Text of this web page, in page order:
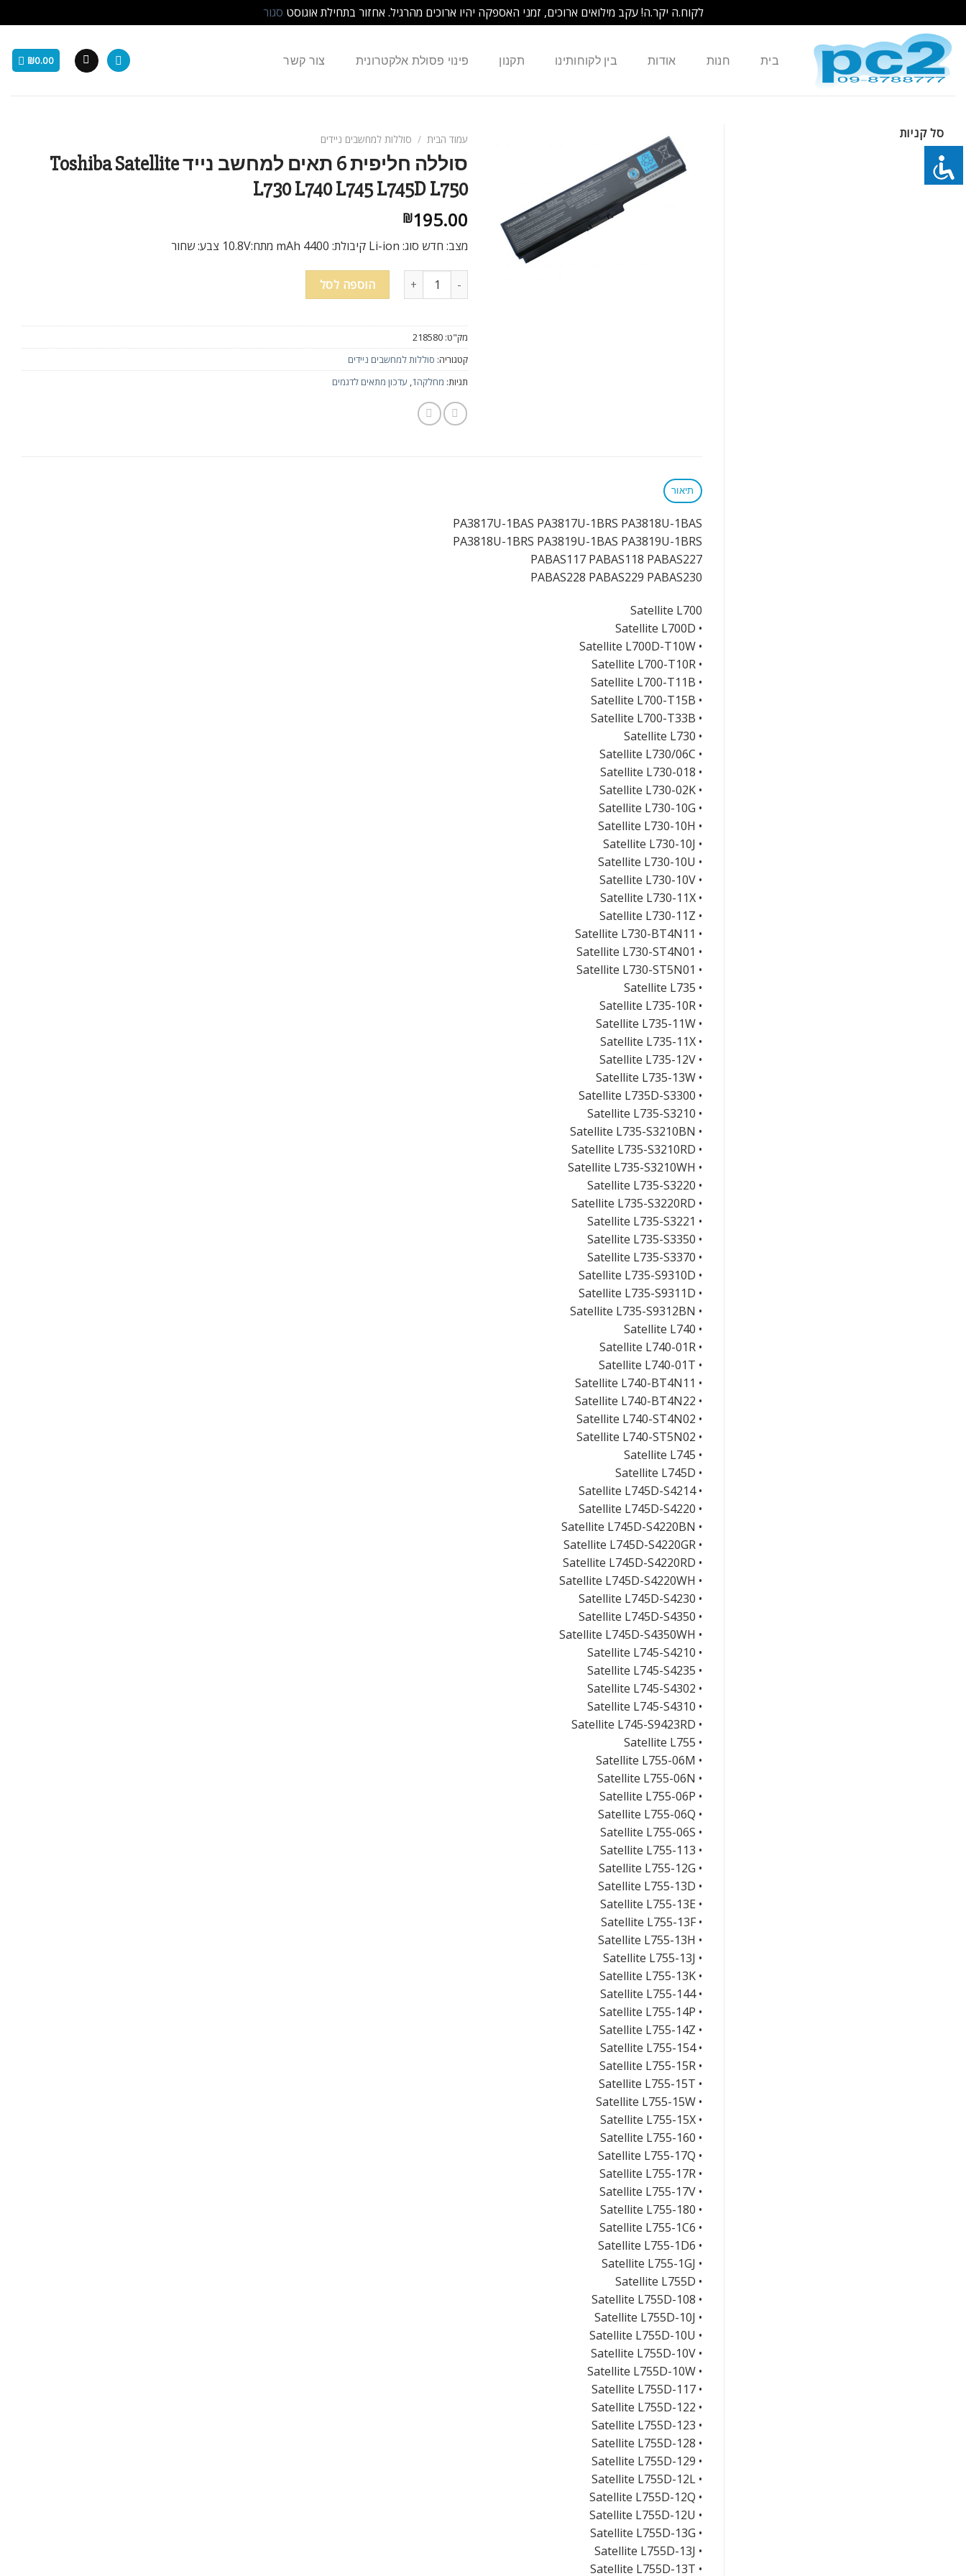
לקוח.ה יקר.ה! עקב מילואים ארוכים, זמני האספקה יהיו ארוכים מהרגיל. אחזור בתחילת אוגוסט סגור
content
בית חנות אודות בין לקוחותינו תקנון פינוי פסולת אלקטרונית צור קשר ₪0.00
סל קניות עמוד הבית / סוללות למחשבים ניידים
סוללה חליפית 6 תאים למחשב נייד Toshiba Satellite
L730 L740 L745 L745D L750
₪195.00
מצב: חדש סוג: Li-ion קיבולת: 4400 mAh מתח:10.8V צבע: שחור
כמות של סוללה חליפית 6 תאים למחשב נייד Toshiba Satellite L730 L740 L745 L745D L750הוספה לסל
מק"ט: 218580
קטגוריה: סוללות למחשבים ניידים
תגיות: מחלקה1 , עדכון מתאים לדגמים
תיאור
PA3817U-1BAS PA3817U-1BRS PA3818U-1BAS
PA3818U-1BRS PA3819U-1BAS PA3819U-1BRS
PABAS117 PABAS118 PABAS227
PABAS228 PABAS229 PABAS230
Satellite L700
• Satellite L700D
• Satellite L700D-T10W
• Satellite L700-T10R
• Satellite L700-T11B
• Satellite L700-T15B
• Satellite L700-T33B
• Satellite L730
• Satellite L730/06C
• Satellite L730-018
• Satellite L730-02K
• Satellite L730-10G
• Satellite L730-10H
• Satellite L730-10J
• Satellite L730-10U
• Satellite L730-10V
• Satellite L730-11X
• Satellite L730-11Z
• Satellite L730-BT4N11
• Satellite L730-ST4N01
• Satellite L730-ST5N01
• Satellite L735
• Satellite L735-10R
• Satellite L735-11W
• Satellite L735-11X
• Satellite L735-12V
• Satellite L735-13W
• Satellite L735D-S3300
• Satellite L735-S3210
• Satellite L735-S3210BN
• Satellite L735-S3210RD
• Satellite L735-S3210WH
• Satellite L735-S3220
• Satellite L735-S3220RD
• Satellite L735-S3221
• Satellite L735-S3350
• Satellite L735-S3370
• Satellite L735-S9310D
• Satellite L735-S9311D
• Satellite L735-S9312BN
• Satellite L740
• Satellite L740-01R
• Satellite L740-01T
• Satellite L740-BT4N11
• Satellite L740-BT4N22
• Satellite L740-ST4N02
• Satellite L740-ST5N02
• Satellite L745
• Satellite L745D
• Satellite L745D-S4214
• Satellite L745D-S4220
• Satellite L745D-S4220BN
• Satellite L745D-S4220GR
• Satellite L745D-S4220RD
• Satellite L745D-S4220WH
• Satellite L745D-S4230
• Satellite L745D-S4350
• Satellite L745D-S4350WH
• Satellite L745-S4210
• Satellite L745-S4235
• Satellite L745-S4302
• Satellite L745-S4310
• Satellite L745-S9423RD
• Satellite L755
• Satellite L755-06M
• Satellite L755-06N
• Satellite L755-06P
• Satellite L755-06Q
• Satellite L755-06S
• Satellite L755-113
• Satellite L755-12G
• Satellite L755-13D
• Satellite L755-13E
• Satellite L755-13F
• Satellite L755-13H
• Satellite L755-13J
• Satellite L755-13K
• Satellite L755-144
• Satellite L755-14P
• Satellite L755-14Z
• Satellite L755-154
• Satellite L755-15R
• Satellite L755-15T
• Satellite L755-15W
• Satellite L755-15X
• Satellite L755-160
• Satellite L755-17Q
• Satellite L755-17R
• Satellite L755-17V
• Satellite L755-180
• Satellite L755-1C6
• Satellite L755-1D6
• Satellite L755-1GJ
• Satellite L755D
• Satellite L755D-108
• Satellite L755D-10J
• Satellite L755D-10U
• Satellite L755D-10V
• Satellite L755D-10W
• Satellite L755D-117
• Satellite L755D-122
• Satellite L755D-123
• Satellite L755D-128
• Satellite L755D-129
• Satellite L755D-12L
• Satellite L755D-12Q
• Satellite L755D-12U
• Satellite L755D-13G
• Satellite L755D-13J
• Satellite L755D-13T